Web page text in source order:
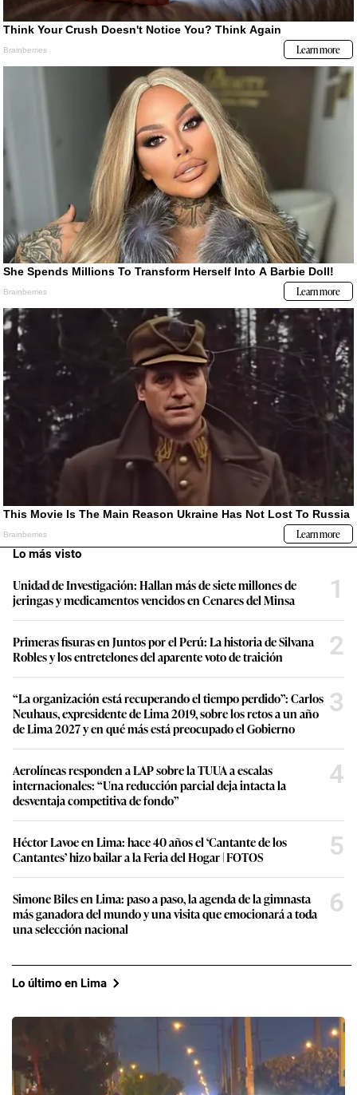
Lo más visto
Unidad de Investigación: Hallan más de siete millones de
jeringas y medicamentos vencidos en Cenares del Minsa
1
Primeras fisuras en Juntos por el Perú: La historia de Silvana
Robles y los entretelones del aparente voto de traición
2
“La organización está recuperando el tiempo perdido”: Carlos
Neuhaus, expresidente de Lima 2019, sobre los retos a un año
de Lima 2027 y en qué más está preocupado el Gobierno
3
Aerolíneas responden a LAP sobre la TUUA a escalas
internacionales: “Una reducción parcial deja intacta la
desventaja competitiva de fondo”
4
Héctor Lavoe en Lima: hace 40 años el ‘Cantante de los
Cantantes’ hizo bailar a la Feria del Hogar | FOTOS
5
Simone Biles en Lima: paso a paso, la agenda de la gimnasta
más ganadora del mundo y una visita que emocionará a toda
una selección nacional
6
Lo último en Lima